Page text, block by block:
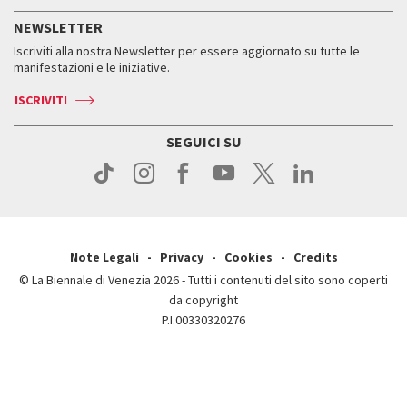
Come raggiungerci
Come raggiungerci
Contatti
Press
Orari e sedi
Biglietti
Servizi al pubblico
Come raggiungerci
Contatti
Storia
Orari e sedi
NEWSLETTER
Iscriviti alla nostra Newsletter per essere aggiornato su tutte le
manifestazioni e le iniziative.
ISCRIVITI
SEGUICI SU
Note Legali Privacy Cookies
Credits
© La Biennale di Venezia 2026 - Tutti i contenuti del sito sono coperti
da copyright
P.I.00330320276